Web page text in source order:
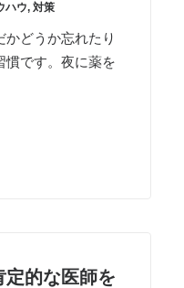
ハウ, 対策
どうか忘れたり
慣です。夜に薬を
定的な医師を